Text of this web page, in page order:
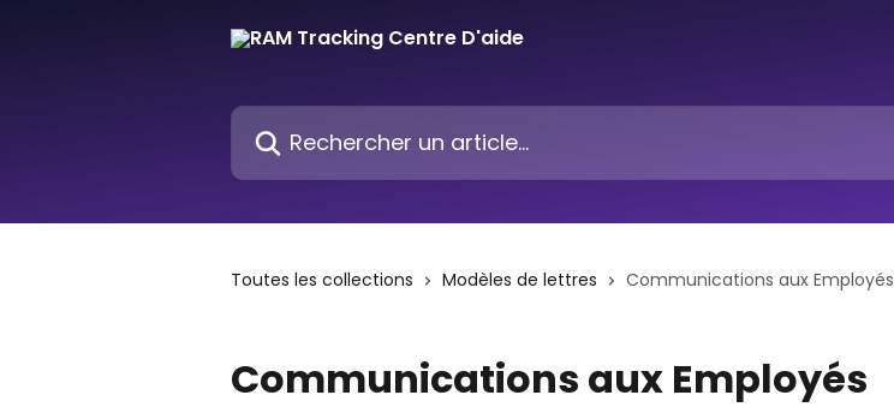
Rechercher un article...
Toutes les collections Modèles de lettres Communications aux Employés
Communications aux Employés